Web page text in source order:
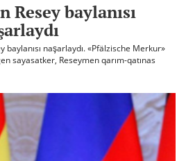
Resey baylanısı
baylanısı naşarlaydı. «Pfälzische Merkur»
sayasatker, Reseymen qarım-qatınas